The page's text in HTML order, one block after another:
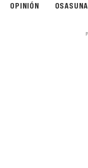
OPINIÓN OSASUNA